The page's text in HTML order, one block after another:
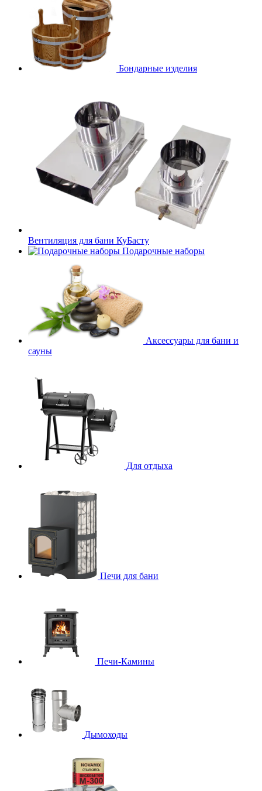
Бондарные изделия
Вентиляция для бани КуБасту
Подарочные наборы
Аксессуары для бани и
сауны
Для отдыха
Печи для бани
Печи-Камины
Дымоходы